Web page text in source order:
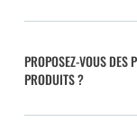
PROPOSEZ-VOUS DES
PRODUITS ?